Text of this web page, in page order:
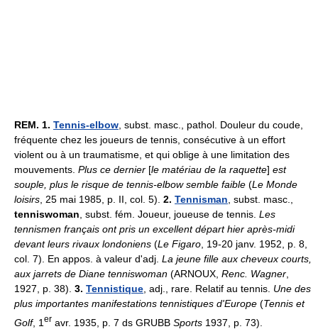
REM. 1. Tennis-elbow , subst. masc., pathol. Douleur du coude,
fréquente chez les joueurs de tennis, consécutive à un effort
violent ou à un traumatisme, et qui oblige à une limitation des
mouvements. Plus ce dernier [le matériau de la raquette] est
souple, plus le risque de tennis-elbow semble faible (Le Monde
loisirs , 25 mai 1985, p. II, col. 5). 2. Tennisman , subst. masc.,
tenniswoman , subst. fém. Joueur, joueuse de tennis. Les
tennismen français ont pris un excellent départ hier après-midi
devant leurs rivaux londoniens (Le Figaro , 19-20 janv. 1952, p. 8,
col. 7). En appos. à valeur d'adj. La jeune fille aux cheveux courts,
aux jarrets de Diane tenniswoman (ARNOUX, Renc. Wagner
1927, p. 38). 3. Tennistique , adj., rare. Relatif au tennis. Une des
plus importantes manifestations tennistiques d'Europe (Tennis et
Golf, 1 er avr. 1935, p. 7 ds GRUBB Sports 1937, p. 73).